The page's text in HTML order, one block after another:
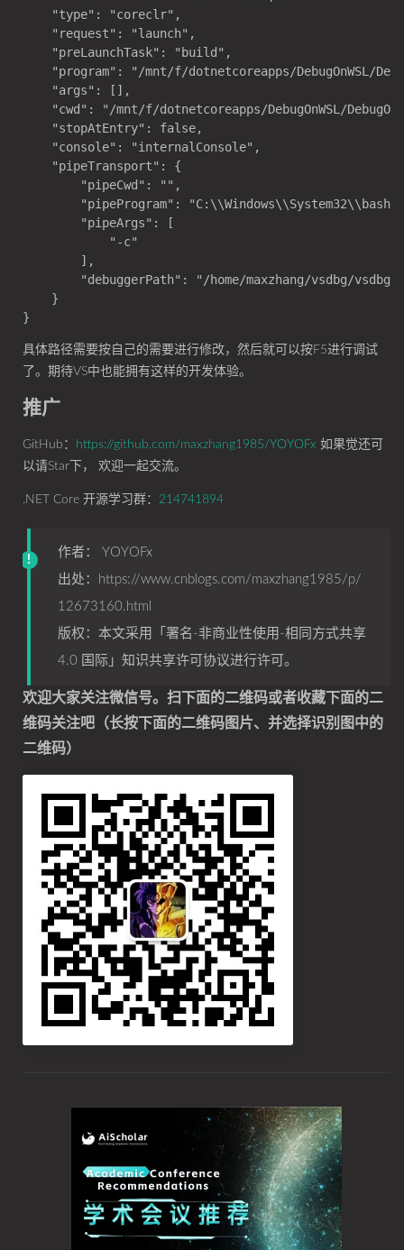
    "type": "coreclr",
    "request": "launch",
    "preLaunchTask": "build",
"program": "/mnt/f/dotnetcoreapps/DebugOnWSL/
    "args": [],
"cwd": "/mnt/f/dotnetcoreapps/DebugOnWSL/
    "stopAtEntry": false,
    "console": "internalConsole",
    "pipeTransport": {
        "pipeCwd": "",
"pipeProgram":
        "pipeArgs": [
            "-c"
        ],
        "debuggerPath": "/home/maxzhang/vsdbg/vsdbg"
    }
具体路径需要按自己的需要进行修改，然后就可以按F5进行调试
了。期待VS中也能拥有这样的开发体验。
推广
GitHub： https://github.com/maxzhang1985/YOYOFx 如果觉还可
以请Star下， 欢迎一起交流。
.NET Core 开源学习群： 214741894
作者： YOYOFx
出处：
https://www.cnblogs.com/maxzhang1985/p/
12673160.html
版权：本文采用「 署名-非商业性使用-相同方式共享
4.0 国际 」知识共享许可协议进行许可。
欢迎大家关注微信号。扫下面的二维码或者收藏下面的二
维码关注吧（长按下面的二维码图片、并选择识别图中的
二维码）